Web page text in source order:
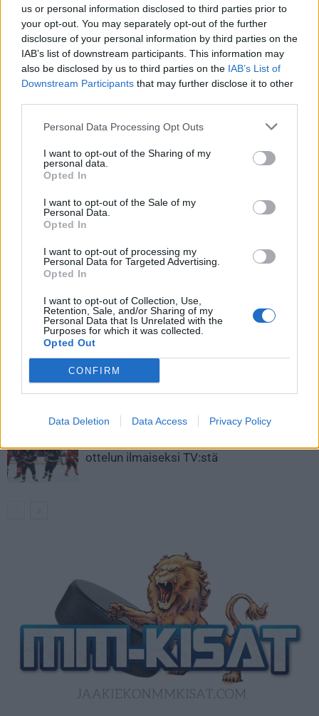
us or personal information disclosed to third parties prior to
your opt-out. You may separately opt-out of the further
disclosure of your personal information by third parties on the
IAB’s list of downstream participants. This information may
also be disclosed by us to third parties on the IAB’s List of
Downstream Participants that may further disclose it to other
Personal Data Processing Opt Outs
I want to opt-out of the Sharing of my
personal data.
Opted In
I want to opt-out of the Sale of my
Personal Data.
Opted In
I want to opt-out of processing my
Personal Data for Targeted Advertising.
Opted In
I want to opt-out of Collection, Use,
Retention, Sale, and/or Sharing of my
Personal Data that Is Unrelated with the
Purposes for which it was collected.
Opted Out
CONFIRM
Data Deletion Data Access Privacy Policy
Leijonille tarjolla hurjia
vahvistuksia NHL:stä – näiden
runkosarjaan
Nick Suzuki taiteili
polvillaan ollessaan yhdellä
kädellä verkon perukoille
LIITTYVÄT ARTIKKELIT LISÄÄ TEKIJÄLTÄ
Leijonat julkisti ketjut Sveitsi-peliin –
Aleksander Barkov tekee paluun
kaukaloon
Venäläisveskari sekosi Suomen 2.
ottelun ilmaiseksi TV:stä